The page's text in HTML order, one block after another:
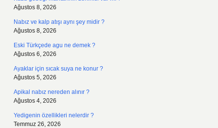
Ağustos 8, 2026
Nabız ve kalp atışı aynı şey midir ?
Ağustos 8, 2026
Eski Türkçede agu ne demek ?
Ağustos 6, 2026
Ayaklar için sıcak suya ne konur ?
Ağustos 5, 2026
Apikal nabız nereden alınır ?
Ağustos 4, 2026
Yedigenin özellikleri nelerdir ?
Temmuz 26, 2026